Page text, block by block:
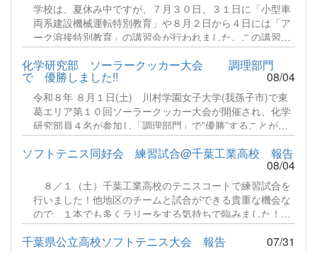
学校は、夏休み中ですが、７月３０日、３１日に「小型車
両系建設機械運転特別教育」や８月２日から４日には「ア
ーク溶接特別教育」の講習会が行われました。この講習
は、仕事として従事する場合、法令に基づき義務づけられ
ている特別教育です。猛暑のなか、多くの生徒さんが頑張
っていましたので、実技講習の様子のみお伝えします。続
きをみる
化学研究部 ソーラークッカー大会 調理部門
で 優勝しました!! 08/04
令和８年 ８月１日(土) 川村学園女子大学(我孫子市)で東
葛エリア第１０回ソーラークッカー大会が開催され、化学
研究部員４名が参加し「調理部門」で”優勝”することがで
きました！毎年８月に開催され今回で第１０回の節目を迎
えた記念大会となりました。参加者は野田市、松戸市、流
山市、柏市の市民団体、中学校、高等学校が出場します。
部門は「湯沸かし」「炊飯」「調理」の３部門に分かれ、
今年は湯沸かし部門に２２チーム、炊飯部門に５チーム、
調理部門に５チーム総勢３２チームが集う盛大な大会にな
りました。続きをみる
ソフトテニス同好会 練習試合@千葉工業高校 報告
08/04
８／１（土）千葉工業高校のテニスコートで練習試合を
行いました！他地区のチームと試合ができる貴重な機会な
ので、１本でも多くラリーをする気持ちで臨みました！続
きをみる
千葉県公立高校ソフトテニス大会 報告 07/31